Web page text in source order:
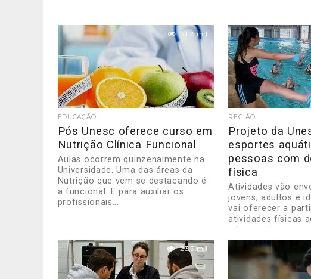
21.2 mil
EDUCAÇÃO
Pós Unesc oferece curso em
Nutrição Clínica Funcional
Aulas ocorrem quinzenalmente na
Universidade. Uma das áreas da
Nutrição que vem se destacando é
a funcional. E para auxiliar os
profissionais...
REGIÃO
Projeto da
esportes
pessoas com
física
Atividades vão
jovens, adultos e
vai oferecer a
atividades físicas
crianças, jovens,...
23.3 mil